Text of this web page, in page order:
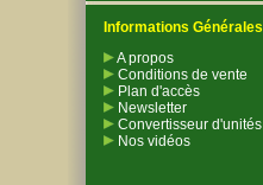
Informations Générales
A propos
Conditions de vente
Plan d'accès
Newsletter
Convertisseur d'unités
Nos vidéos